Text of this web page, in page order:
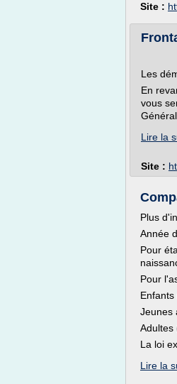
Site :
Les
En
vous
Lire la
Site :
Plus
Année
Pour
Pour
Jeunes
Adultes
La loi
Lire la